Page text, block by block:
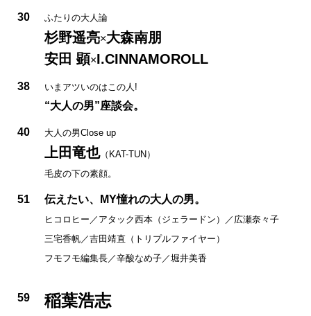
30 ふたりの大人論
杉野遥亮×大森南朋
安田 顕×I.CINNAMOROLL
38 いまアツいのはこの人!
“大人の男”座談会。
40 大人の男Close up
上田竜也（KAT-TUN）
毛皮の下の素顔。
51 伝えたい、MY憧れの大人の男。
ヒコロヒー／アタック西本（ジェラードン）／広瀬奈々子
三宅香帆／吉田靖直（トリプルファイヤー）
フモフモ編集長／辛酸なめ子／堀井美香
59 稲葉浩志